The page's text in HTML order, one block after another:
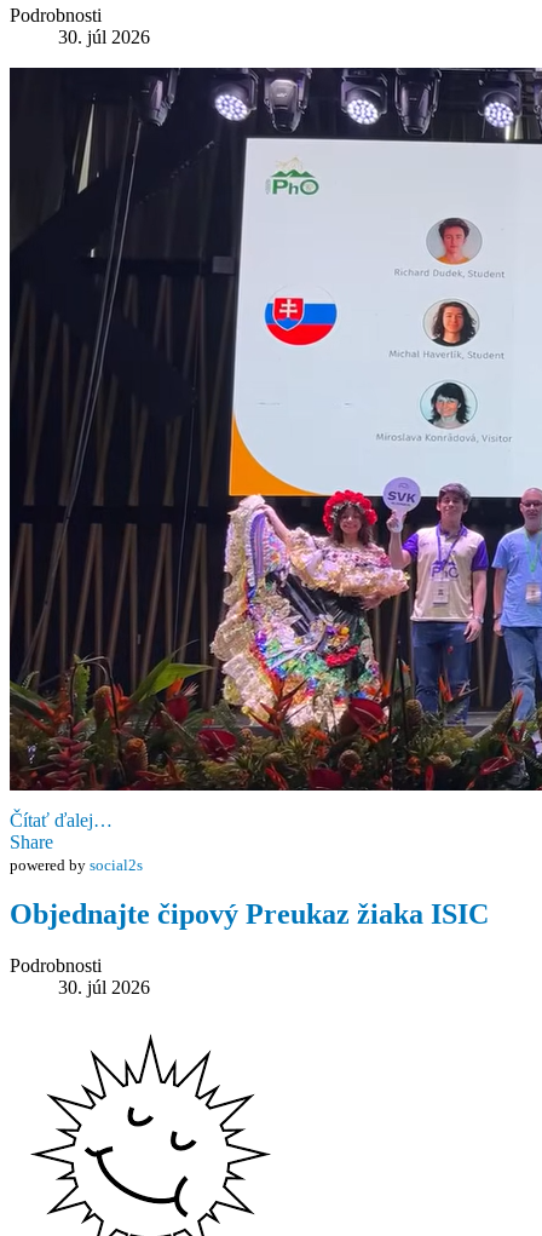
Podrobnosti
30. júl 2026
Čítať ďalej…
Share
powered by social2s
Objednajte čipový Preukaz žiaka ISIC
Podrobnosti
30. júl 2026